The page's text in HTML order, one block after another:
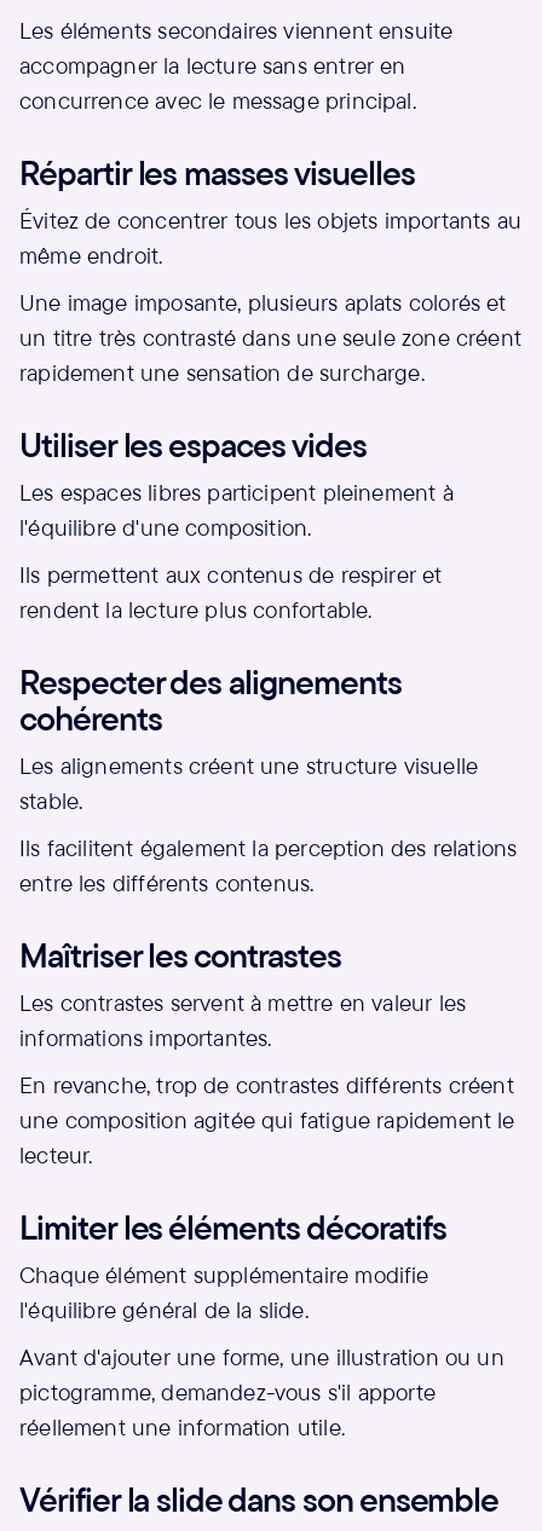
Les éléments secondaires viennent ensuite
accompagner la lecture sans entrer en
concurrence avec le message principal.
Répartir les masses visuelles
Évitez de concentrer tous les objets importants au
même endroit.
Une image imposante, plusieurs aplats colorés et
un titre très contrasté dans une seule zone créent
rapidement une sensation de surcharge.
Utiliser les espaces vides
Les espaces libres participent pleinement à
l'équilibre d'une composition.
Ils permettent aux contenus de respirer et
rendent la lecture plus confortable.
Respecter des alignements
cohérents
Les alignements créent une structure visuelle
stable.
Ils facilitent également la perception des relations
entre les différents contenus.
Maîtriser les contrastes
Les contrastes servent à mettre en valeur les
informations importantes.
En revanche, trop de contrastes différents créent
une composition agitée qui fatigue rapidement le
lecteur.
Limiter les éléments décoratifs
Chaque élément supplémentaire modifie
l'équilibre général de la slide.
Avant d'ajouter une forme, une illustration ou un
pictogramme, demandez-vous s'il apporte
réellement une information utile.
Vérifier la slide dans son ensemble